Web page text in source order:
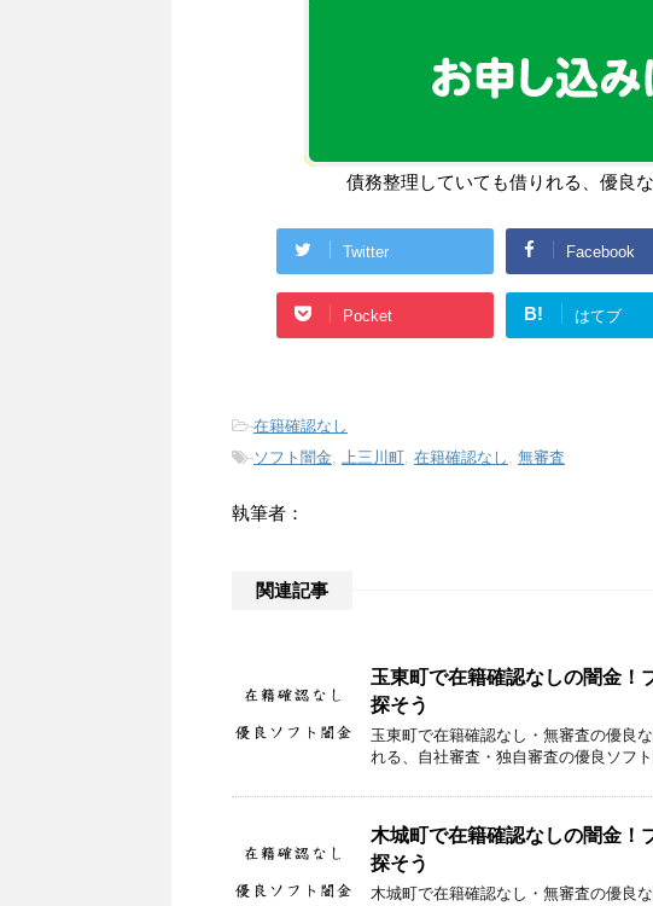
債務整理していても借りれる、優良
Twitter Facebook
Pocket B! はてブ
-在籍確認なし
-ソフト闇金, 上三川町, 在籍確認なし , 無審査
執筆者：
関連記事
玉東町で在籍確認なしの闇金！
探そう
玉東町で在籍確認なし・無審査の優良
れる、自社審査・独自審査の優良ソフ
木城町で在籍確認なしの闇金！
探そう
木城町で在籍確認なし・無審査の優良